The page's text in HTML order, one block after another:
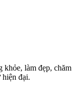
làm đẹp, chăm
hiện đại.